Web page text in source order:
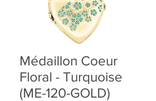
Médaillon Coeur
Floral - Turquoise
(ME-120-GOLD)